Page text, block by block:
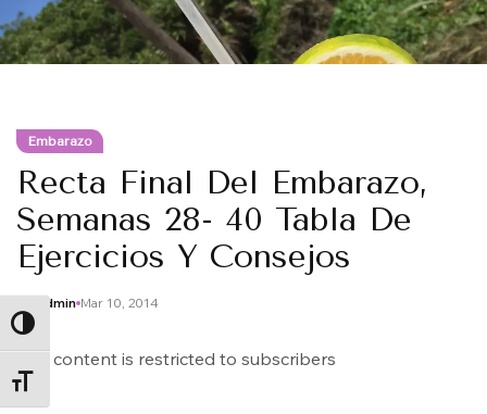
ALTERNAR ALTO CONTRASTE
ALTERNAR TAMAÑO DE LETRA
Embarazo
Recta Final Del Embarazo,
Semanas 28- 40 Tabla De
Ejercicios Y Consejos
Mar 10, 2014
Admin
This content is restricted to subscribers